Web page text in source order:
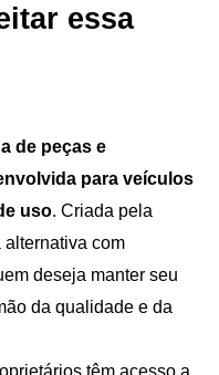
essa
de peças e
para veículos
uso. Criada pela
alternativa com
deseja manter seu
da qualidade e da